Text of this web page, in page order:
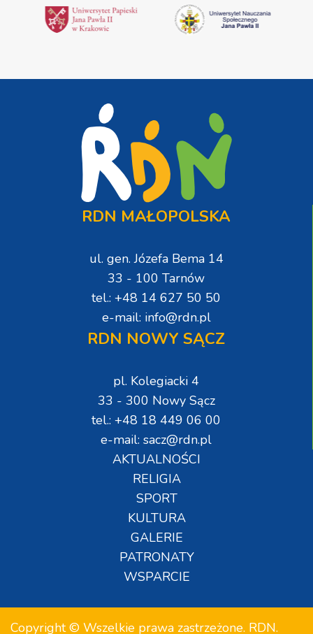
RDN MAŁOPOLSKA
ul. gen. Józefa Bema 14
33 - 100 Tarnów
tel.: +48 14 627 50 50
e-mail: info@rdn.pl
RDN NOWY SĄCZ
pl. Kolegiacki 4
33 - 300 Nowy Sącz
tel.: +48 18 449 06 00
e-mail: sacz@rdn.pl
AKTUALNOŚCI
RELIGIA
SPORT
KULTURA
GALERIE
PATRONATY
WSPARCIE
Copyright © Wszelkie prawa zastrzeżone. RDN.